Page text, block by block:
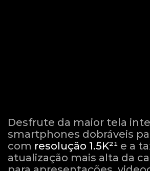
Desfrute da maior tela
smartphones dobráveis
com resolução 1.5K²¹ e a
atualização mais alta da